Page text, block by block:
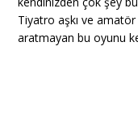
Tiyatro aşkı ve
aratmayan bu oyunu